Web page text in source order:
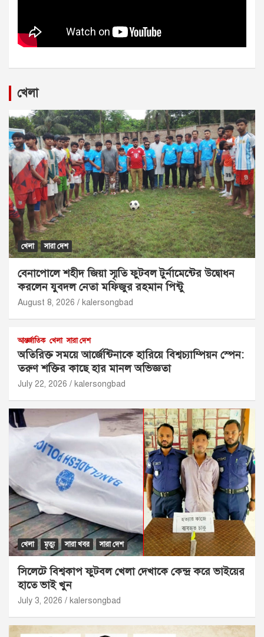
খেলা
খেলা সারা দেশ
বেনাপোলে শহীদ জিয়া স্মৃতি ফুটবল টুর্নামেন্টের উদ্বোধন
করলেন যুবদল নেতা মফিজুর রহমান পিন্টু
August 8, 2026 kalersongbad
আন্তর্জাতিক খেলা সারা দেশ
অতিরিক্ত সময়ে আর্জেন্টিনাকে হারিয়ে বিশ্বচ্যাম্পিয়ন স্পেন:
তরুণ শক্তির কাছে হার মানল অভিজ্ঞতা
July 22, 2026 kalersongbad
খেলা মৃত্যু সারা খবর সারা দেশ
সিলেটে বিশ্বকাপ ফুটবল খেলা দেখাকে কেন্দ্র করে ভাইয়ের
হাতে ভাই খুন
July 3, 2026 kalersongbad